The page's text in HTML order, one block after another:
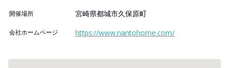
開催場所 宮崎県都城市久保原町
会社ホームページ https://www.nantohome.com/